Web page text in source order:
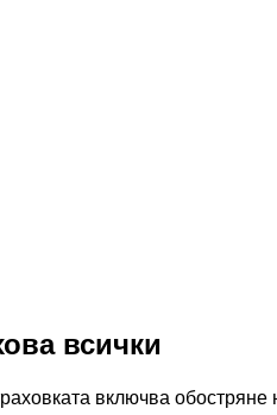
всички
включва обостряне